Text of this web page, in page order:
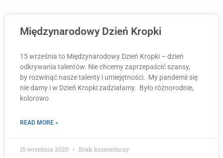
Międzynarodowy Dzień Kropki
15 września to Międzynarodowy Dzień Kropki – dzień
odkrywania talentów. Nie chcemy zaprzepaścić szansy,
by rozwinąć nasze talenty i umiejętności. My pandemii się
nie damy i w Dzień Kropki zadziałamy. Było różnorodnie,
kolorowo
READ MORE »
15 września 2020 Brak komentarzy